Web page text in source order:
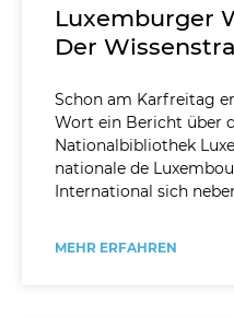
Luxemburger
Der
Schon am Karfreitag
Wort ein Bericht über
Nationalbibliothek
nationale de
International sich
MEHR ERFAHREN